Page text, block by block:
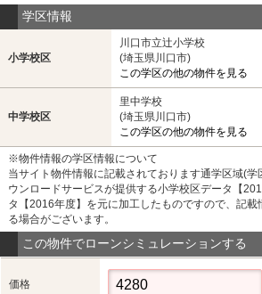
学区情報
小学校区
川口市立辻小学校
(埼玉県川口市)
この学区の他の物件を見る
中学校区
里中学校
(埼玉県川口市)
この学区の他の物件を見る
※物件情報の学区情報について
当サイト物件情報に記載されております通学区域(
ウンロードサービスが提供する小学校区データ【
タ【2016年度】を元に加工したものですので、記載
る場合がございます。
この物件でローンシミュレーションする
価格